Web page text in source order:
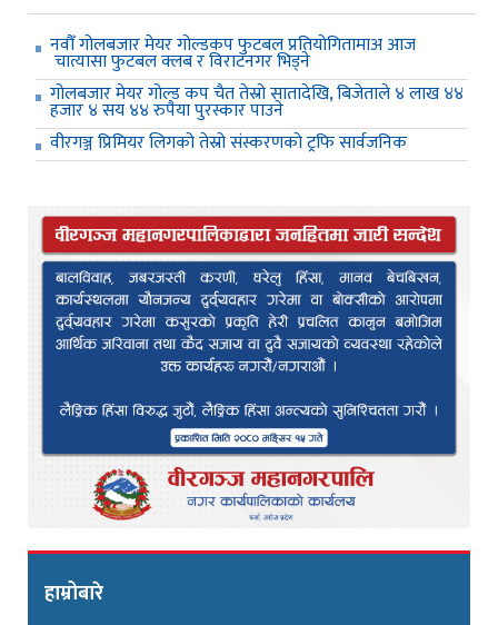
नवौँ गोलबजार मेयर गोल्डकप फुटबल प्रतियोगितामाअ आज
चात्यासा फुटबल क्लब र विराटनगर भिड्ने
गोलबजार मेयर गोल्ड कप चैत तेस्रो सातादेखि, बिजेताले ४ लाख ४४
हजार ४ सय ४४ रुपैया पुरस्कार पाउने
वीरगञ्ज प्रिमियर लिगको तेस्रो संस्करणको ट्रफि सार्वजनिक
हाम्रोबारे